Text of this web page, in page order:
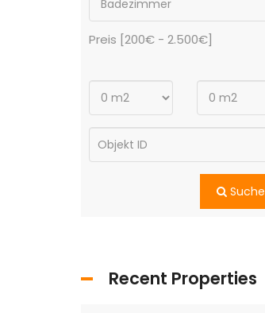
Preis [200€ - 2.500€]
Suche
Recent Properties